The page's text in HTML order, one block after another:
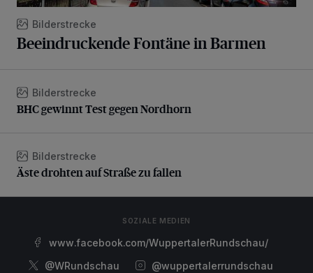
Bilderstrecke
Beeindruckende Fontäne in Barmen
BHC gewinnt Test gegen Nordhorn
Bilderstrecke
BHC gewinnt Test gegen Nordhorn
Äste drohten auf Straße zu fallen
Bilderstrecke
Äste drohten auf Straße zu fallen
SOZIALE MEDIEN
www.facebook.com/WuppertalerRundschau/
@WRundschau
@wuppertalerrundschau